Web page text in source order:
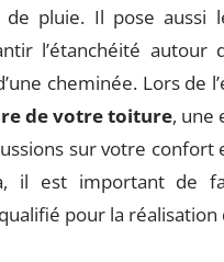
de pluie. Il pose aussi
l’étanchéité autour
cheminée. Lors de
de votre toiture, une
sur votre confort
il est important de
pour la réalisation